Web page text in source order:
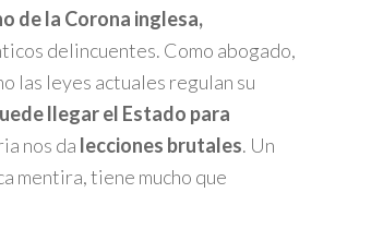
de la Corona inglesa,
delincuentes. Como abogado,
las leyes actuales regulan su
llegar el Estado para
nos da lecciones brutales. Un
mentira, tiene mucho que